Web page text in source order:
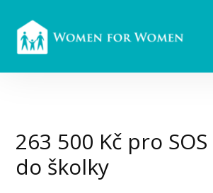
263 500 Kč pro SOS
do školky